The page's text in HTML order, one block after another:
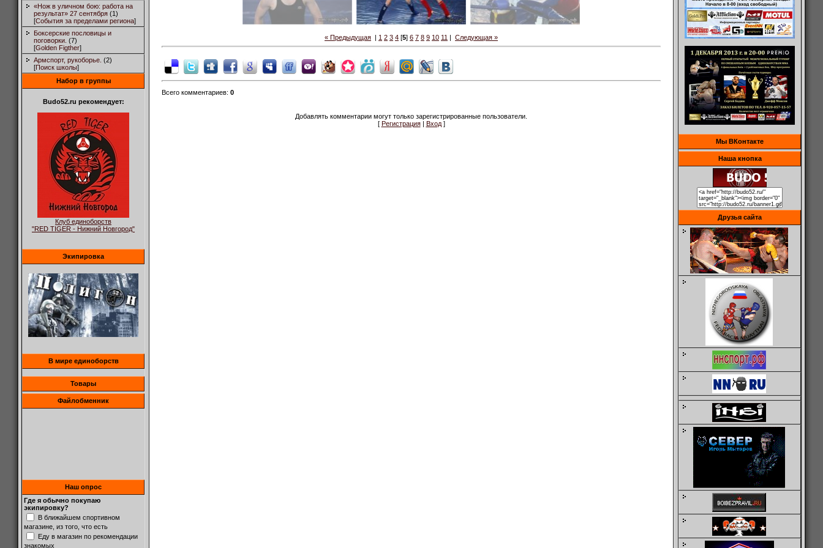
«Нож в уличном бою: работа на
результат» 27 сентября (1)
[События за пределами региона]
Боксерские пословицы и
поговорки. (7)
[Golden Figther]
Армспорт, рукоборье. (2)
[Поиск школы]
Набор в группы
Budo52.ru рекомендует:
Клуб единоборств
"RED TIGER - Нижний Новгород"
Экипировка
В мире единоборств
Товары
Файлобменник
Наш опрос
Где я обычно покупаю
экипировку?
В ближайшем спортивном
магазине, из того, что есть
Еду в магазин по рекомендации
знакомых
« Предыдущая | 1 2 3 4 [5] 6 7 8 9 10 11 | Следующая »
Всего комментариев: 0
Добавлять комментарии могут только зарегистрированные пользователи.
[ Регистрация| Вход]
Мы ВКонтакте
Наша кнопка
Друзья сайта